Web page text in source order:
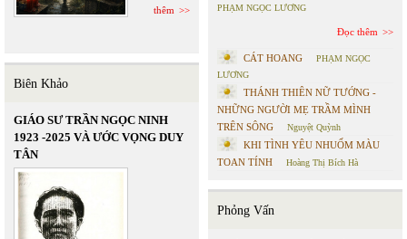
thêm
Biên Khảo
GIÁO SƯ TRẦN NGỌC NINH
1923 -2025 VÀ ƯỚC VỌNG DUY
TÂN
PHẠM NGỌC LƯƠNG
Đọc thêm
CÁT HOANG
PHẠM NGỌC
LƯƠNG
THÁNH THIÊN NỮ TƯỚNG -
NHỮNG NGƯỜI MẸ TRẦM MÌNH
TRÊN SÔNG
Nguyệt Quỳnh
KHI TÌNH YÊU NHUỐM MÀU
TOAN TÍNH
Hoàng Thị Bích Hà
Phỏng Vấn